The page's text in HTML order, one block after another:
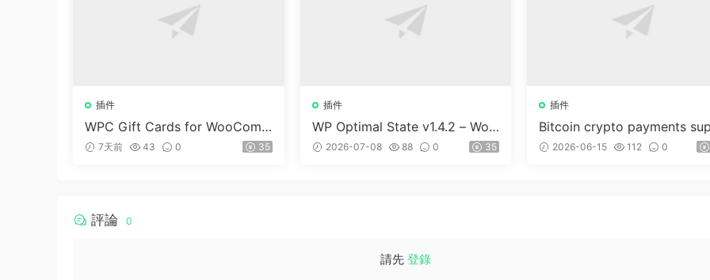
插件
WPC Gift Cards for WooCom
merce (Premium) v1.0.2
7天前 43 0 35
插件
WP Optimal State v1.4.2 – Wor
dPress 優化、清理和安全套件
2026-07-08 88 0 35
插件
Bitcoin crypto payments
ort for CryptoPay v1.4.3
2026-06-15 112 0
評論 0
請先 登錄